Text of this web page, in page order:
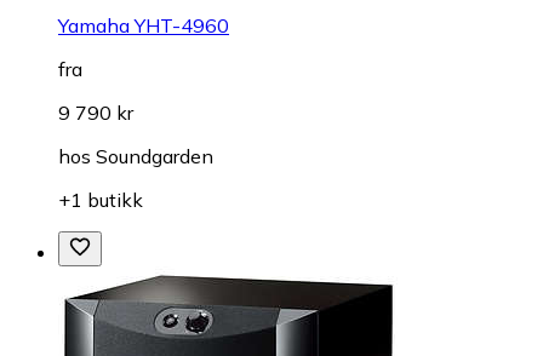
Yamaha YHT-4960
fra
9 790 kr
hos Soundgarden
+1 butikk